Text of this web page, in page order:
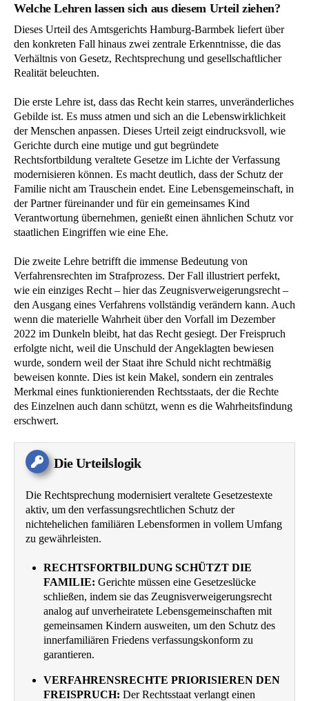
Welche Lehren lassen sich aus diesem Urteil ziehen?
Dieses Urteil des Amtsgerichts Hamburg-Barmbek liefert über
den konkreten Fall hinaus zwei zentrale Erkenntnisse, die das
Verhältnis von Gesetz, Rechtsprechung und gesellschaftlicher
Realität beleuchten.
Die erste Lehre ist, dass das Recht kein starres, unveränderliches
Gebilde ist. Es muss atmen und sich an die Lebenswirklichkeit
der Menschen anpassen. Dieses Urteil zeigt eindrucksvoll, wie
Gerichte durch eine mutige und gut begründete
Rechtsfortbildung veraltete Gesetze im Lichte der Verfassung
modernisieren können. Es macht deutlich, dass der Schutz der
Familie nicht am Trauschein endet. Eine Lebensgemeinschaft, in
der Partner füreinander und für ein gemeinsames Kind
Verantwortung übernehmen, genießt einen ähnlichen Schutz vor
staatlichen Eingriffen wie eine Ehe.
Die zweite Lehre betrifft die immense Bedeutung von
Verfahrensrechten im Strafprozess. Der Fall illustriert perfekt,
wie ein einziges Recht – hier das Zeugnisverweigerungsrecht –
den Ausgang eines Verfahrens vollständig verändern kann. Auch
wenn die materielle Wahrheit über den Vorfall im Dezember
2022 im Dunkeln bleibt, hat das Recht gesiegt. Der Freispruch
erfolgte nicht, weil die Unschuld der Angeklagten bewiesen
wurde, sondern weil der Staat ihre Schuld nicht rechtmäßig
beweisen konnte. Dies ist kein Makel, sondern ein zentrales
Merkmal eines funktionierenden Rechtsstaats, der die Rechte
des Einzelnen auch dann schützt, wenn es die Wahrheitsfindung
erschwert.
Die Urteilslogik
Die Rechtsprechung modernisiert veraltete Gesetzestexte
aktiv, um den verfassungsrechtlichen Schutz der
nichtehelichen familiären Lebensformen in vollem Umfang
zu gewährleisten.
RECHTSFORTBILDUNG SCHÜTZT DIE
FAMILIE: Gerichte müssen eine Gesetzeslücke
schließen, indem sie das Zeugnisverweigerungsrecht
analog auf unverheiratete Lebensgemeinschaften mit
gemeinsamen Kindern ausweiten, um den Schutz des
innerfamiliären Friedens verfassungskonform zu
garantieren.
VERFAHRENSRECHTE PRIORISIEREN DEN
FREISPRUCH: Der Rechtsstaat verlangt einen